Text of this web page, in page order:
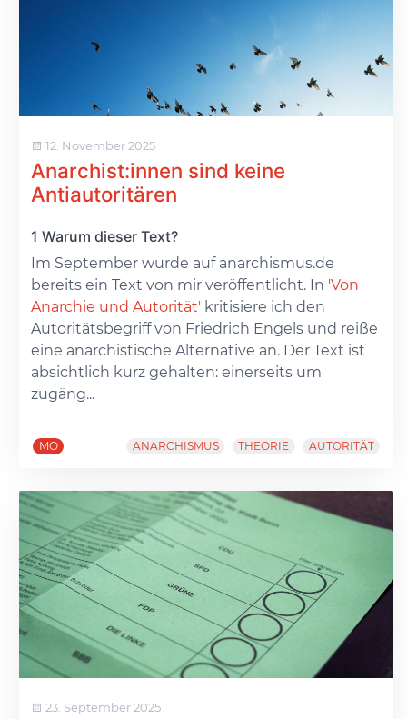
12. November 2025
Anarchist:innen sind keine
Antiautoritären
1 Warum dieser Text?
Im September wurde auf anarchismus.de
bereits ein Text von mir veröffentlicht. In 'Von
Anarchie und Autorität' kritisiere ich den
Autoritätsbegriff von Friedrich Engels und reiße
eine anarchistische Alternative an. Der Text ist
absichtlich kurz gehalten: einerseits um
zugäng...
MO ANARCHISMUS THEORIE AUTORITÄT
23. September 2025